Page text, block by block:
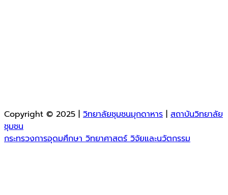
Copyright © 2025 | วิทยาลัยชุมชนมุกดาหาร | สถาบันวิทยาลัย
ชุมชน
กระทรวงการอุดมศึกษา วิทยาศาสตร์ วิจัยและนวัตกรรม